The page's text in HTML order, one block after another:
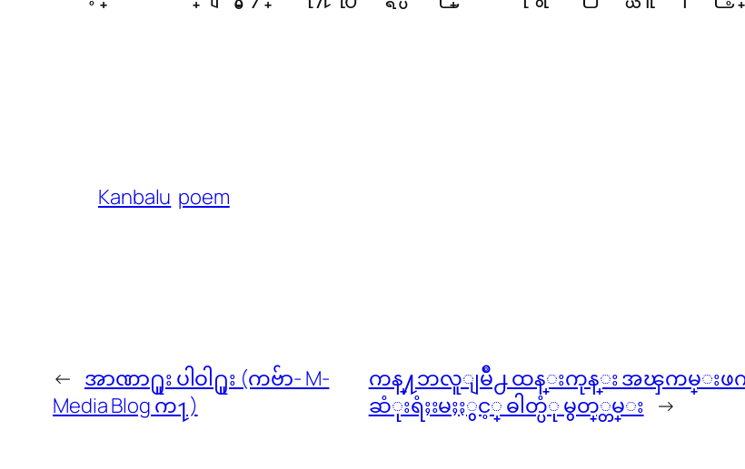
Kanbalu poem
← အာဏာ႐ူး ပါဝါ႐ူး (ကဗ်ာ- M-
Media Blog က႑)
ကန္႔ဘလူျမိဳ႕ ထန္းကုန္း အၾကမ္းဖက္ မီ
ဆံုးရံႈးမႈႏွင့္ ဓါတ္ပံု မွတ္္တမ္း →